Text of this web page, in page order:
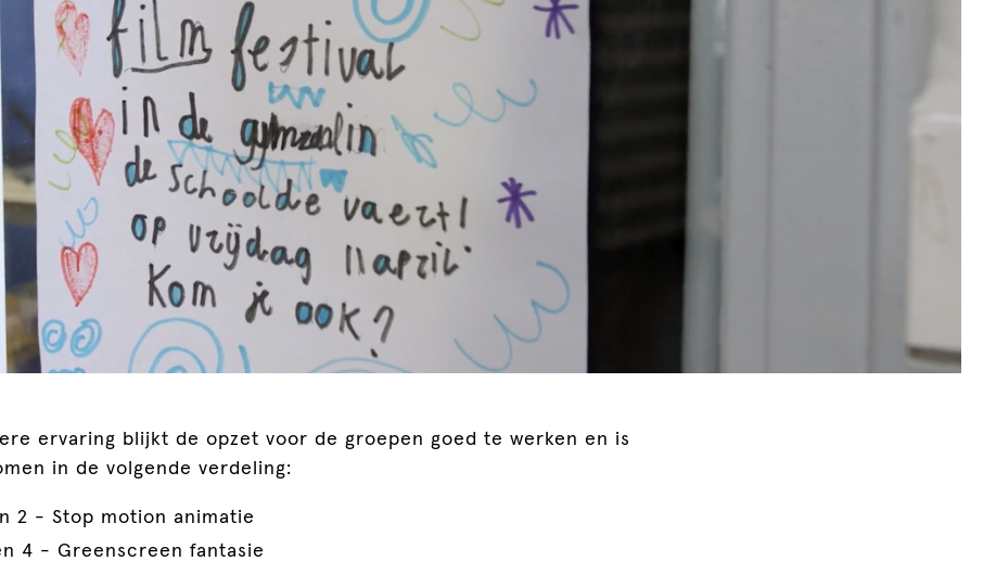
ervaring blijkt de opzet voor de groepen goed te werken en is
in de volgende verdeling:
2 - Stop motion animatie
4 - Greenscreen fantasie